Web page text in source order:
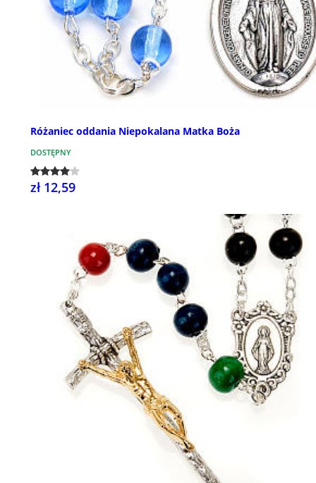
Różaniec oddania Niepokalana Matka Boża
DOSTĘPNY
zł 12,59